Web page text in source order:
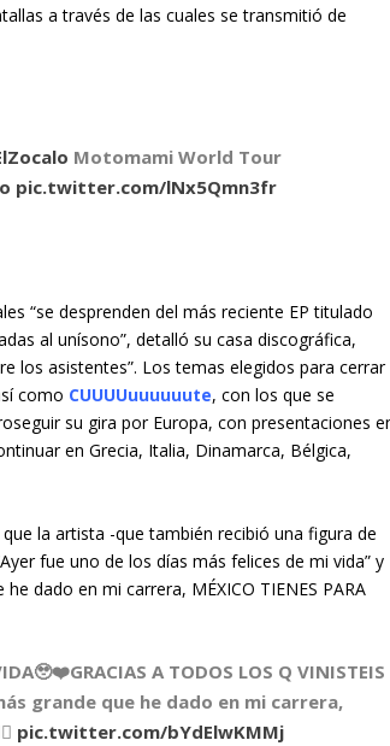
a través de las cuales se transmitió de
Motomami World Tour
pic.twitter.com/lNx5Qmn3fr
“se desprenden del más reciente EP titulado
al unísono”, detalló su casa discográfica,
los asistentes”. Los temas elegidos para cerrar
como CUUUUuuuuuute, con los que se
su gira por Europa, con presentaciones
en Grecia, Italia, Dinamarca, Bélgica,
la artista -que también recibió una figura de
fue uno de los días más felices de mi vida” y
dado en mi carrera, MÉXICO TIENES PARA
A TODOS LOS Q VINISTEIS
grande que he dado en mi carrera,
pic.twitter.com/bYdElwKMMj